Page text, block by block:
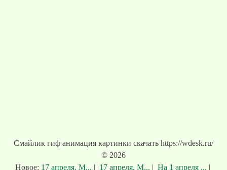
Смайлик гиф анимация картинки скачать https://wdesk.ru/
© 2026
Новое: 17 апреля. М... | 17 апреля. М... | На 1 апреля ... |